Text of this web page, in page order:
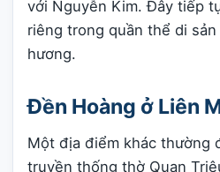
với Nguyễn Kim. Đây tiếp
riêng trong quần thể di
hương.
Đền Hoàng ở Liên
Một địa điểm khác thường
truyền thống thờ Quan